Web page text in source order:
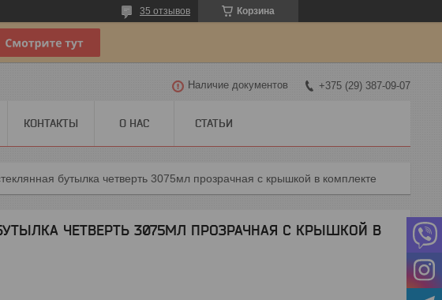
Корзина
35 отзывов
Наличие документов +375 (29) 387-09-07
КОНТАКТЫ О НАС СТАТЬИ
бутылка четверть 3075мл прозрачная с крышкой в комплекте
ЧЕТВЕРТЬ 3075МЛ ПРОЗРАЧНАЯ С КРЫШКОЙ В